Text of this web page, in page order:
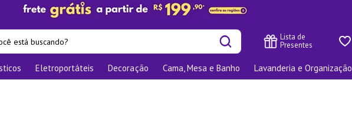
está buscando?
Lista de
Presentes
Eletroportáteis Decoração Cama, Mesa e Banho Lavanderia e Organização
buscados